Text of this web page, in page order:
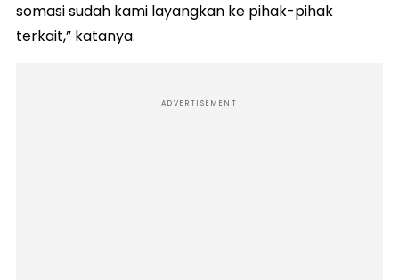
somasi sudah kami layangkan ke pihak-pihak
terkait,” katanya.
ADVERTISEMENT